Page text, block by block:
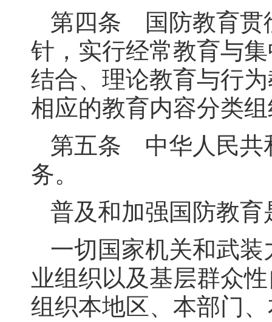
第四条 国防教育贯
针，实行经常教育与
结合、理论教育与行
相应的教育内容分类
第五条 中华人民共
务。
普及和加强国防教
一切国家机关和武
业组织以及基层群众
组织本地区、本部门